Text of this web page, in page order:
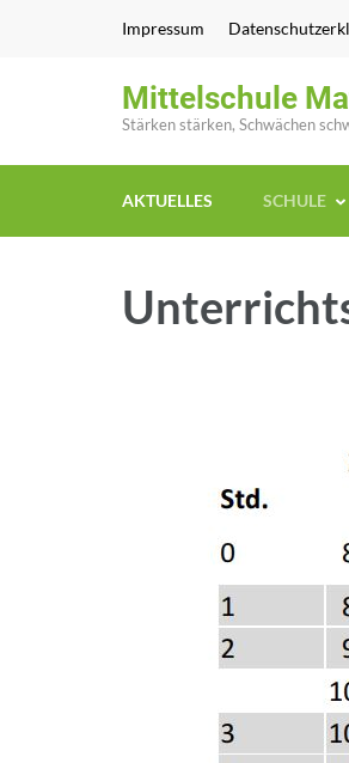
Impressum
Mittelschule
Stärken stärken, Schwächen
AKTUELLES SCHULE